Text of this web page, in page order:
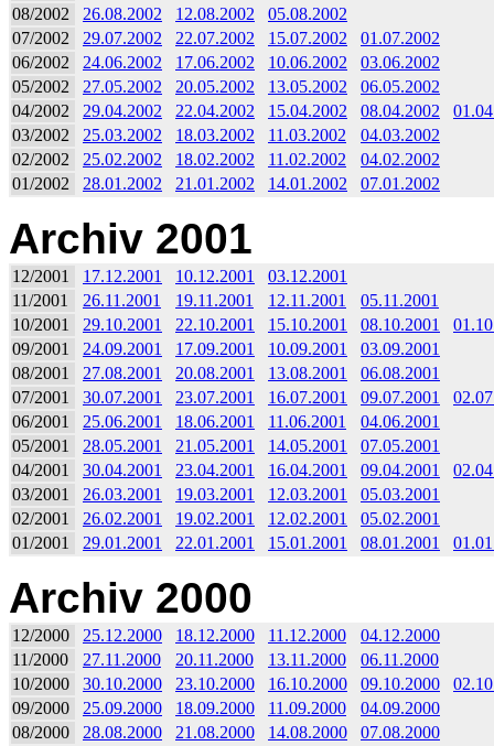
08/2002
26.08.2002 12.08.2002
05.08.2002
07/2002
29.07.2002 22.07.2002 15.07.2002
01.07.2002
06/2002
24.06.2002 17.06.2002 10.06.2002
03.06.2002
05/2002
27.05.2002 20.05.2002 13.05.2002
06.05.2002
04/2002
29.04.2002 22.04.2002 15.04.2002 08.04.2002
03/2002
25.03.2002 18.03.2002 11.03.2002
04.03.2002
02/2002
25.02.2002 18.02.2002 11.02.2002
04.02.2002
01/2002
28.01.2002 21.01.2002 14.01.2002 07.01.2002
Archiv 2001
12/2001 17.12.2001 10.12.2001
03.12.2001
11/2001
26.11.2001 19.11.2001 12.11.2001
05.11.2001
10/2001
29.10.2001 22.10.2001 15.10.2001 08.10.2001
09/2001
24.09.2001 17.09.2001 10.09.2001
03.09.2001
08/2001
27.08.2001 20.08.2001 13.08.2001
06.08.2001
07/2001
30.07.2001 23.07.2001 16.07.2001 09.07.2001
06/2001
25.06.2001 18.06.2001 11.06.2001
04.06.2001
05/2001
28.05.2001 21.05.2001 14.05.2001
07.05.2001
04/2001
30.04.2001 23.04.2001 16.04.2001 09.04.2001
03/2001
26.03.2001 19.03.2001 12.03.2001
05.03.2001
02/2001
26.02.2001 19.02.2001 12.02.2001
05.02.2001
01/2001
29.01.2001 22.01.2001 15.01.2001 08.01.2001
Archiv 2000
12/2000 25.12.2000 18.12.2000 11.12.2000
04.12.2000
11/2000
27.11.2000 20.11.2000 13.11.2000
06.11.2000
10/2000
30.10.2000 23.10.2000 16.10.2000 09.10.2000
09/2000
25.09.2000 18.09.2000 11.09.2000
04.09.2000
08/2000
28.08.2000 21.08.2000 14.08.2000 07.08.2000